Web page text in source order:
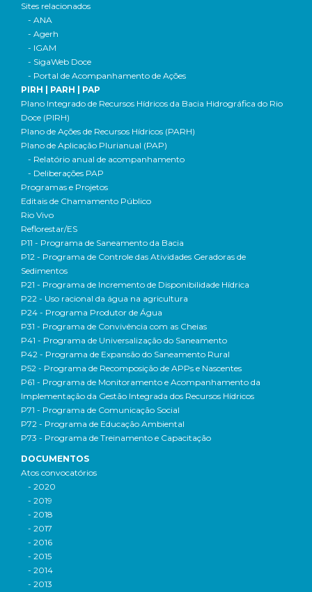
Sites relacionados
- ANA
- Agerh
- IGAM
- SigaWeb Doce
- Portal de Acompanhamento de Ações
PIRH | PARH | PAP
Plano Integrado de Recursos Hídricos da Bacia Hidrográfica do Rio
Doce (PIRH)
Plano de Ações de Recursos Hídricos (PARH)
Plano de Aplicação Plurianual (PAP)
- Relatório anual de acompanhamento
- Deliberações PAP
Programas e Projetos
Editais de Chamamento Público
Rio Vivo
Reflorestar/ES
P11 - Programa de Saneamento da Bacia
P12 - Programa de Controle das Atividades Geradoras de
Sedimentos
P21 - Programa de Incremento de Disponibilidade Hídrica
P22 - Uso racional da água na agricultura
P24 - Programa Produtor de Água
P31 - Programa de Convivência com as Cheias
P41 - Programa de Universalização do Saneamento
P42 - Programa de Expansão do Saneamento Rural
P52 - Programa de Recomposição de APPs e Nascentes
P61 - Programa de Monitoramento e Acompanhamento da
Implementação da Gestão Integrada dos Recursos Hídricos
P71 - Programa de Comunicação Social
P72 - Programa de Educação Ambiental
P73 - Programa de Treinamento e Capacitação
DOCUMENTOS
Atos convocatórios
- 2020
- 2019
- 2018
- 2017
- 2016
- 2015
- 2014
- 2013